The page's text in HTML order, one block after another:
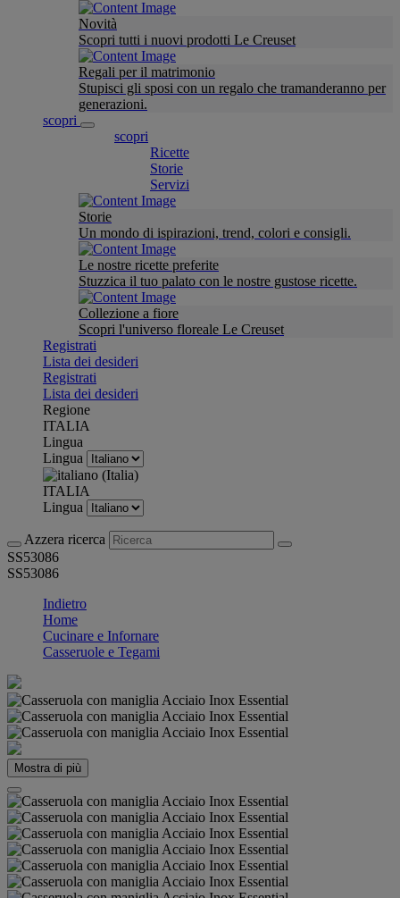
Novità
Scopri tutti i nuovi prodotti Le Creuset
Regali per il matrimonio
Stupisci gli sposi con un regalo che tramanderanno per
generazioni.
scopri
scopri
Ricette
Storie
Servizi
Storie
Un mondo di ispirazioni, trend, colori e consigli.
Le nostre ricette preferite
Stuzzica il tuo palato con le nostre gustose ricette.
Collezione a fiore
Scopri l'universo floreale Le Creuset
Registrati
Lista dei desideri
Registrati
Lista dei desideri
Regione
ITALIA
Lingua
Lingua
ITALIA
Lingua
Azzera ricerca
SS53086
SS53086
Indietro
Home
Cucinare e Infornare
Casseruole e Tegami
Mostra di più